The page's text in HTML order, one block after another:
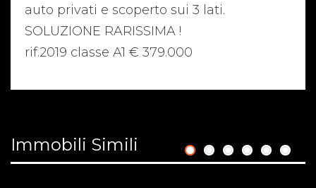
auto privati e scoperto sui 3 lati.
SOLUZIONE RARISSIMA !
rif.2019 classe A1 € 379.000
Immobili Simili 1 2 3 4 5 6